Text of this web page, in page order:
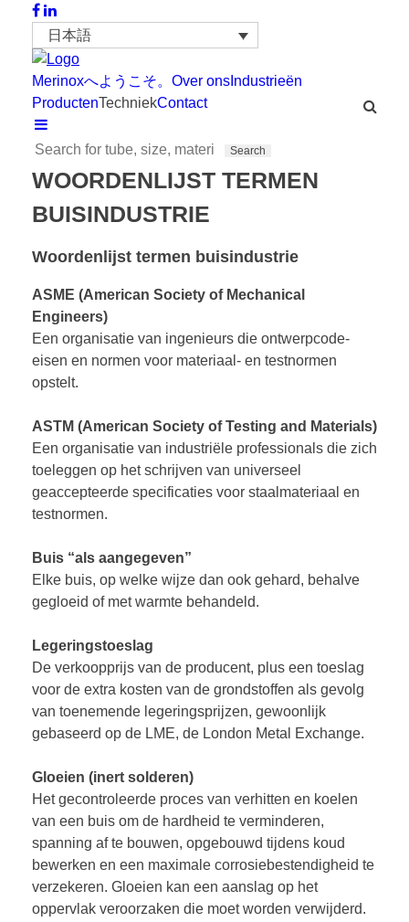
日本語
Merinoxへようこそ。 Over ons Industrieën
ProductenTechniekContact
WOORDENLIJST TERMEN
BUISINDUSTRIE
Woordenlijst termen buisindustrie
ASME (American Society of Mechanical
Engineers)
Een organisatie van ingenieurs die ontwerpcode-
eisen en normen voor materiaal- en testnormen
opstelt.
ASTM (American Society of Testing and Materials)
Een organisatie van industriële professionals die zich
toeleggen op het schrijven van universeel
geaccepteerde specificaties voor staalmateriaal en
testnormen.
Buis “als aangegeven”
Elke buis, op welke wijze dan ook gehard, behalve
gegloeid of met warmte behandeld.
Legeringstoeslag
De verkoopprijs van de producent, plus een toeslag
voor de extra kosten van de grondstoffen als gevolg
van toenemende legeringsprijzen, gewoonlijk
gebaseerd op de LME, de London Metal Exchange.
Gloeien (inert solderen)
Het gecontroleerde proces van verhitten en koelen
van een buis om de hardheid te verminderen,
spanning af te bouwen, opgebouwd tijdens koud
bewerken en een maximale corrosiebestendigheid te
verzekeren. Gloeien kan een aanslag op het
oppervlak veroorzaken die moet worden verwijderd.